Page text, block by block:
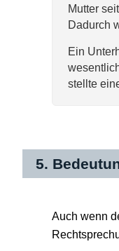
Mutter
Dadurch
Ein
stellte
5.
Auch wenn